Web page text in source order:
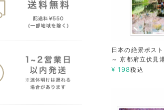
日本の絶景ポス
～ 京都府立伏見
¥ 198税込